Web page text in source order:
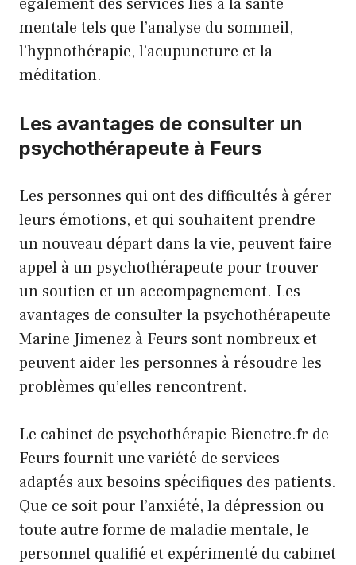
mentale tels que l’analyse du sommeil,
l’hypnothérapie, l’acupuncture et la
méditation.
Les avantages de consulter un
psychothérapeute à Feurs
Les personnes qui ont des difficultés à gérer
leurs émotions, et qui souhaitent prendre
un nouveau départ dans la vie, peuvent faire
appel à un psychothérapeute pour trouver
un soutien et un accompagnement. Les
avantages de consulter la psychothérapeute
Marine Jimenez à Feurs sont nombreux et
peuvent aider les personnes à résoudre les
problèmes qu’elles rencontrent.
Le cabinet de psychothérapie Bienetre.fr de
Feurs fournit une variété de services
adaptés aux besoins spécifiques des patients.
Que ce soit pour l’anxiété, la dépression ou
toute autre forme de maladie mentale, le
personnel qualifié et expérimenté du cabinet